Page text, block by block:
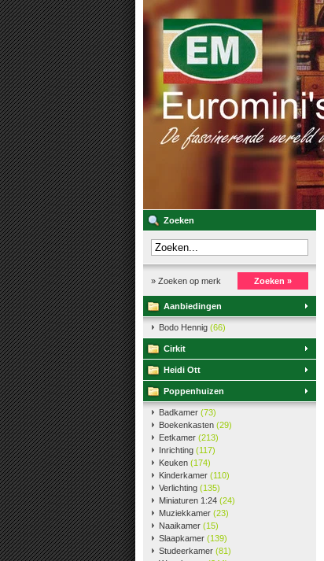
Zoeken
» Zoeken op merk Zoeken »
Aanbiedingen
Bodo Hennig (66)
Cirkit
Heidi Ott
Poppenhuizen
Badkamer (73)
Boekenkasten (29)
Eetkamer (213)
Inrichting (117)
Keuken (174)
Kinderkamer (110)
Verlichting (135)
Miniaturen 1:24 (24)
Muziekkamer (23)
Naaikamer (15)
Slaapkamer (139)
Studeerkamer (81)